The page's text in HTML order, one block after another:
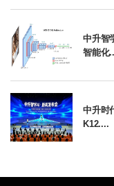
中升智
智能化
中升时
K12....